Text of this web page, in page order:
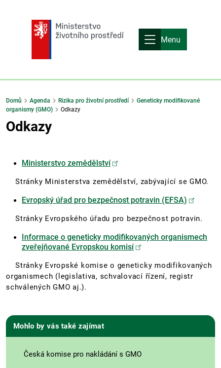
Menu
Domů Agenda Rizika pro životní prostředí
Geneticky modifikované
organismy (GMO)
Odkazy
Odkazy
Ministerstvo zemědělství
Stránky Ministerstva zemědělství, zabývající se GMO.
Evropský úřad pro bezpečnost potravin (EFSA)
Stránky Evropského úřadu pro bezpečnost potravin.
Informace o geneticky modifikovaných organismech
zveřejňované Evropskou komisí
Stránky Evropské komise o geneticky modifikovaných
organismech (legislativa, schvalovací řízení, registr
schválených GMO aj.).
Mohlo by vás také zajímat
Česká komise pro nakládání s GMO